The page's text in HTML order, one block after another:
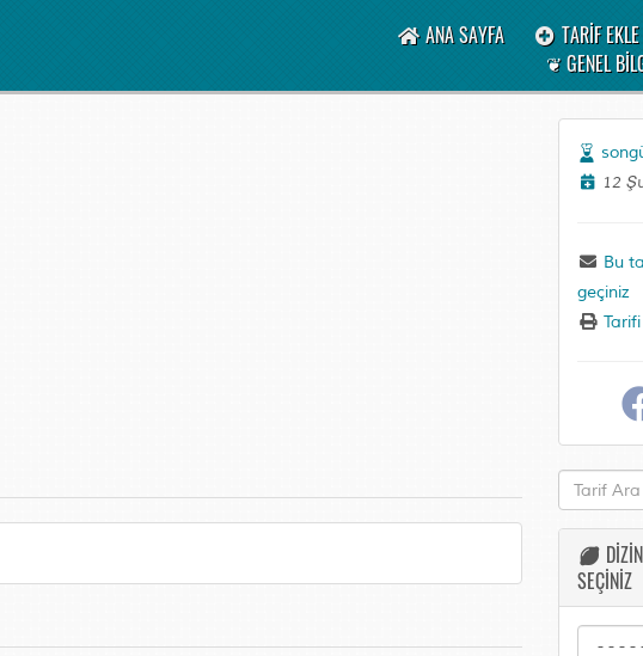
ANA SAYFA TARİF EKLE
❦ GENEL
12
Bu
geçiniz
Tarifi
SEÇİNİZ